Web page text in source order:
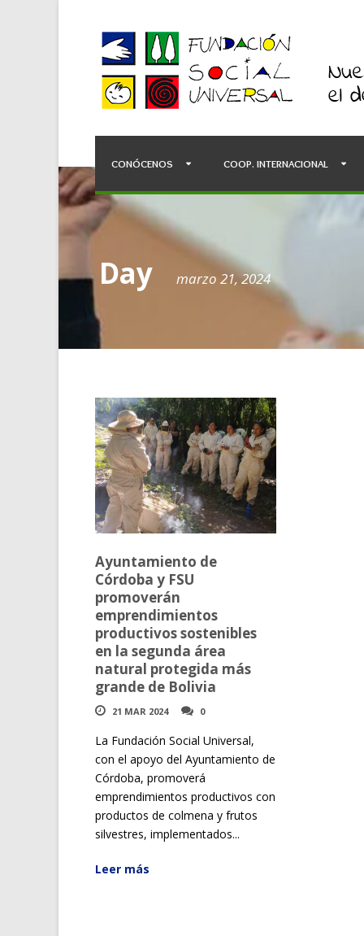
CONÓCENOS COOP. INTERNACIONAL
Day marzo 21, 2024
Ayuntamiento de
Córdoba y FSU
promoverán
emprendimientos
productivos sostenibles
en la segunda área
natural protegida más
grande de Bolivia
21 MAR 2024 0
La Fundación Social Universal,
con el apoyo del Ayuntamiento de
Córdoba, promoverá
emprendimientos productivos con
productos de colmena y frutos
silvestres, implementados...
Leer más